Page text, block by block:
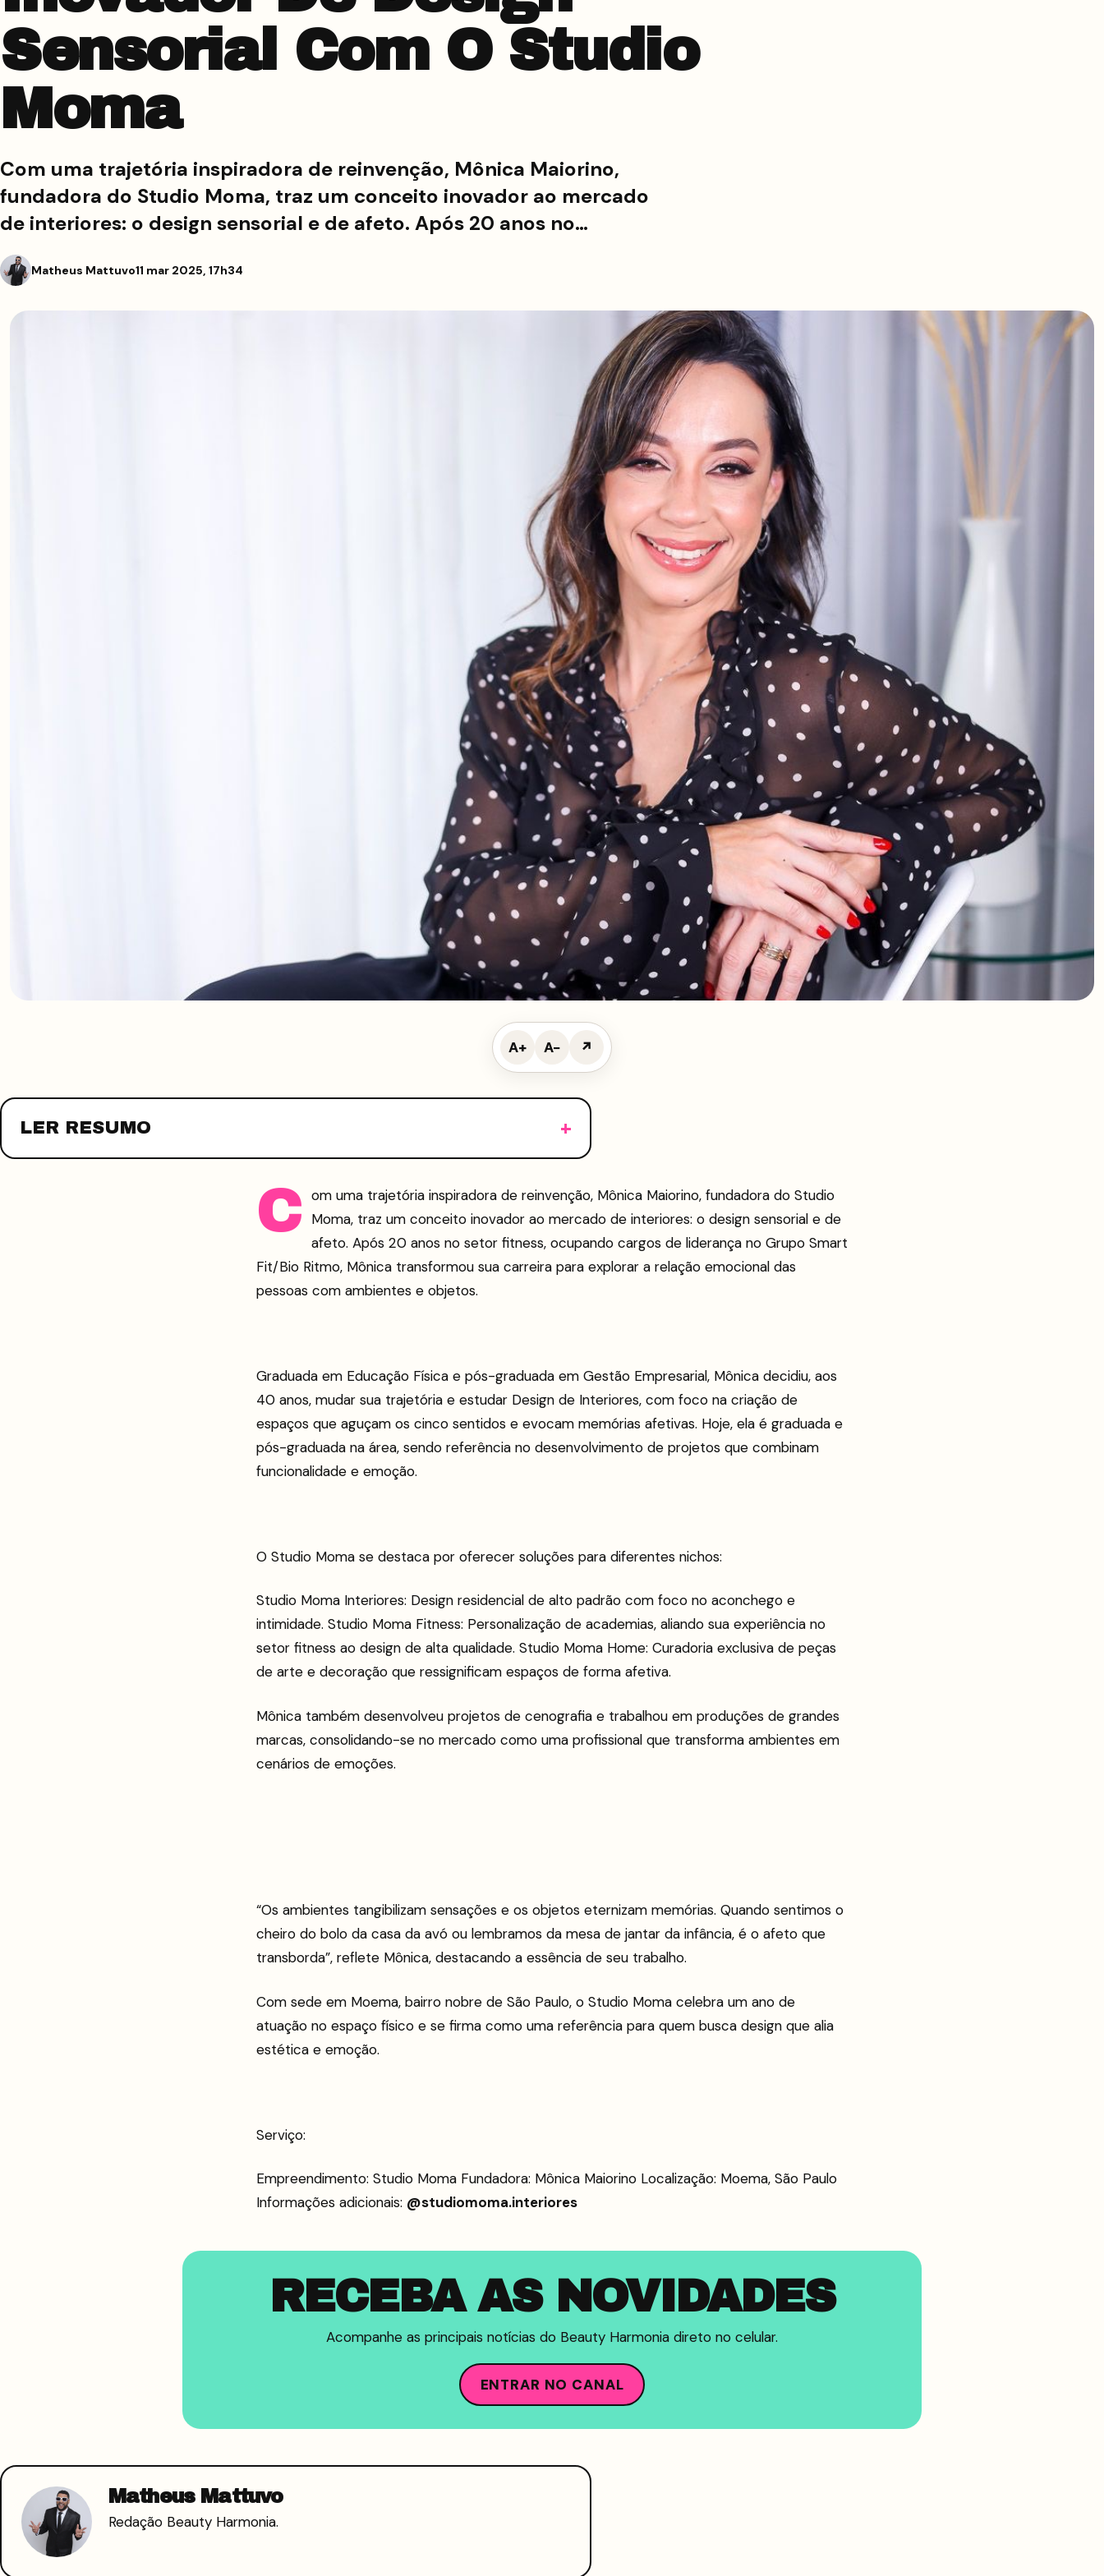
Sensorial Com O Studio
Moma
Com uma trajetória inspiradora de reinvenção, Mônica Maiorino,
fundadora do Studio Moma, traz um conceito inovador ao mercado
de interiores: o design sensorial e de afeto. Após 20 anos no…
Matheus Mattuvo11 mar 2025, 17h34
A+ A− ↗
LER RESUMO
C om uma trajetória inspiradora de reinvenção, Mônica Maiorino, fundadora do Studio
Moma, traz um conceito inovador ao mercado de interiores: o design sensorial e de
afeto. Após 20 anos no setor fitness, ocupando cargos de liderança no Grupo Smart
Fit/Bio Ritmo, Mônica transformou sua carreira para explorar a relação emocional das
pessoas com ambientes e objetos.
Graduada em Educação Física e pós-graduada em Gestão Empresarial, Mônica decidiu, aos
40 anos, mudar sua trajetória e estudar Design de Interiores, com foco na criação de
espaços que aguçam os cinco sentidos e evocam memórias afetivas. Hoje, ela é graduada e
pós-graduada na área, sendo referência no desenvolvimento de projetos que combinam
funcionalidade e emoção.
O Studio Moma se destaca por oferecer soluções para diferentes nichos:
Studio Moma Interiores: Design residencial de alto padrão com foco no aconchego e
intimidade. Studio Moma Fitness: Personalização de academias, aliando sua experiência no
setor fitness ao design de alta qualidade. Studio Moma Home: Curadoria exclusiva de peças
de arte e decoração que ressignificam espaços de forma afetiva.
Mônica também desenvolveu projetos de cenografia e trabalhou em produções de grandes
marcas, consolidando-se no mercado como uma profissional que transforma ambientes em
cenários de emoções.
“Os ambientes tangibilizam sensações e os objetos eternizam memórias. Quando sentimos o
cheiro do bolo da casa da avó ou lembramos da mesa de jantar da infância, é o afeto que
transborda”, reflete Mônica, destacando a essência de seu trabalho.
Com sede em Moema, bairro nobre de São Paulo, o Studio Moma celebra um ano de
atuação no espaço físico e se firma como uma referência para quem busca design que alia
estética e emoção.
Serviço:
Empreendimento: Studio Moma Fundadora: Mônica Maiorino Localização: Moema, São Paulo
Informações adicionais: @studiomoma.interiores
RECEBA AS NOVIDADES
Acompanhe as principais notícias do Beauty Harmonia direto no celular.
ENTRAR NO CANAL
Matheus Mattuvo
Redação Beauty Harmonia.